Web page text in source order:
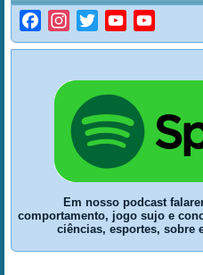
FacebookInstagramTwitterYouTube
Em nosso podcast
comportamento, jogo sujo e
ciências, esportes, sobre